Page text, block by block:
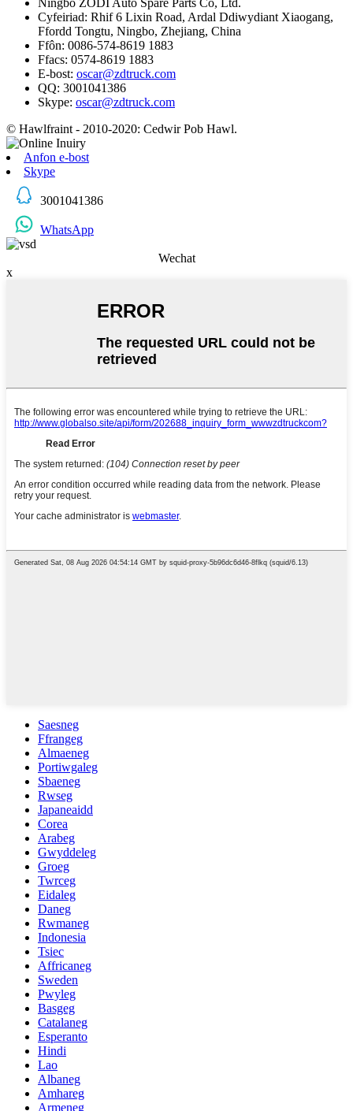
Ningbo ZODI Auto Spare Parts Co, Ltd.
Cyfeiriad: Rhif 6 Lixin Road, Ardal Ddiwydiant Xiaogang,
Ffordd Tongtu, Ningbo, Zhejiang, China
Ffôn: 0086-574-8619 1883
Ffacs: 0574-8619 1883
E-bost: oscar@zdtruck.com
QQ: 3001041386
Skype: oscar@zdtruck.com
© Hawlfraint - 2010-2020: Cedwir Pob Hawl.
Anfon e-bost
Skype
3001041386
WhatsApp
Wechat
x
Saesneg
Ffrangeg
Almaeneg
Portiwgaleg
Sbaeneg
Rwseg
Japaneaidd
Corea
Arabeg
Gwyddeleg
Groeg
Twrceg
Eidaleg
Daneg
Rwmaneg
Indonesia
Tsiec
Affricaneg
Sweden
Pwyleg
Basgeg
Catalaneg
Esperanto
Hindi
Lao
Albaneg
Amhareg
Armeneg